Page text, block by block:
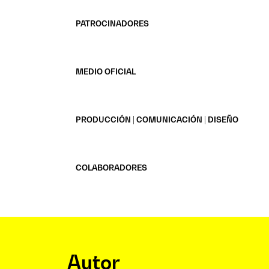
PATROCINADORES
MEDIO OFICIAL
PRODUCCIÓN | COMUNICACIÓN | DISEÑO
COLABORADORES
Autor